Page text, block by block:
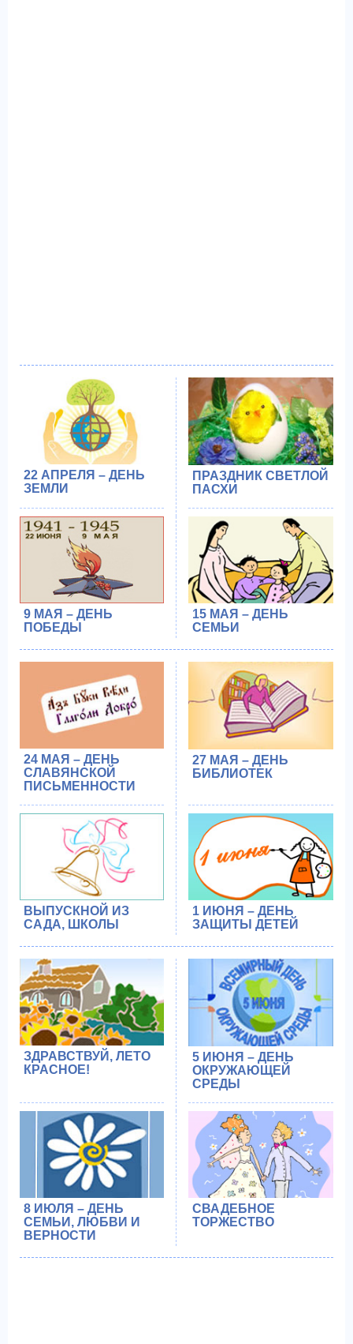
22 АПРЕЛЯ – ДЕНЬ
ЗЕМЛИ
ПРАЗДНИК СВЕТЛОЙ
ПАСХИ
9 МАЯ – ДЕНЬ
ПОБЕДЫ
15 МАЯ – ДЕНЬ
СЕМЬИ
24 МАЯ – ДЕНЬ
СЛАВЯНСКОЙ
ПИСЬМЕННОСТИ
27 МАЯ – ДЕНЬ
БИБЛИОТЕК
ВЫПУСКНОЙ ИЗ
САДА, ШКОЛЫ
1 ИЮНЯ – ДЕНЬ
ЗАЩИТЫ ДЕТЕЙ
ЗДРАВСТВУЙ, ЛЕТО
КРАСНОЕ!
5 ИЮНЯ – ДЕНЬ
ОКРУЖАЮЩЕЙ
СРЕДЫ
8 ИЮЛЯ – ДЕНЬ
СЕМЬИ, ЛЮБВИ И
ВЕРНОСТИ
СВАДЕБНОЕ
ТОРЖЕСТВО